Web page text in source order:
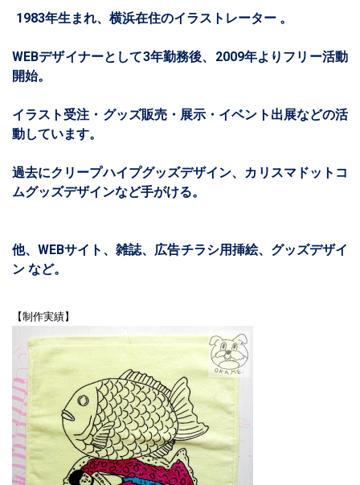
1983年生まれ、横浜在住のイラストレーター 。
WEBデザイナーとして3年勤務後、2009年よりフリー活動
開始。
イラスト受注・グッズ販売・展示・イベント出展などの活
動しています。
過去にクリープハイプグッズデザイン、カリスマドットコ
ムグッズデザインなど手がける。
他、WEBサイト、雑誌、広告チラシ用挿絵、グッズデザイ
ン など。